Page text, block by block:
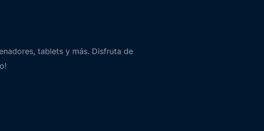
tablets y más. Disfruta de